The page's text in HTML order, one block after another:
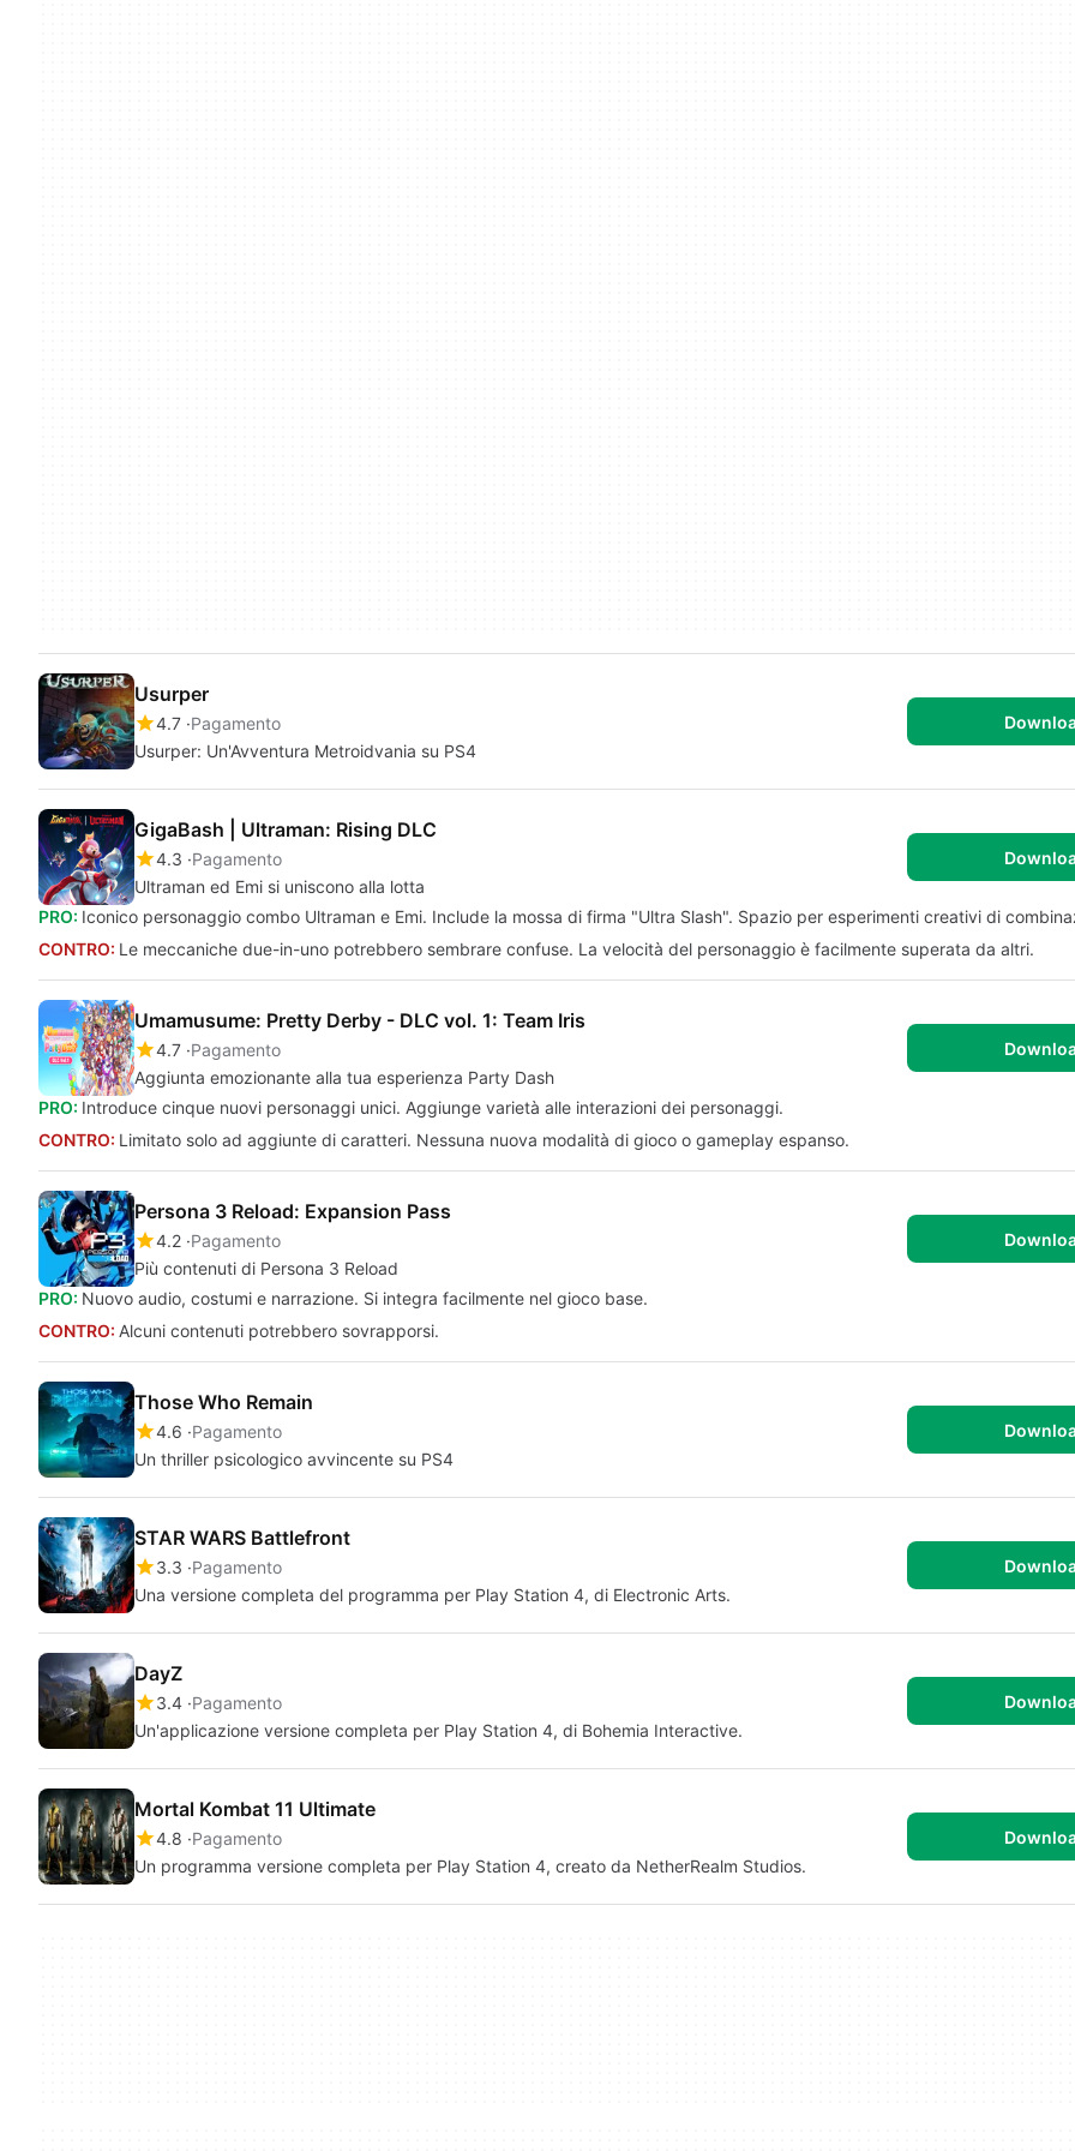
Usurper
4.7 Pagamento
Usurper: Un'Avventura Metroidvania su PS4
GigaBash | Ultraman: Rising DLC
4.3 Pagamento
Ultraman ed Emi si uniscono alla lotta
PRO: Iconico personaggio combo Ultraman e Emi. Include la mossa di firma "Ultra Slash". Spazio per esperimenti creativi di
CONTRO: Le meccaniche due-in-uno potrebbero sembrare confuse. La velocità del personaggio è facilmente superata da altri.
Umamusume: Pretty Derby - DLC vol. 1: Team Iris
4.7 Pagamento
Aggiunta emozionante alla tua esperienza Party Dash
PRO: Introduce cinque nuovi personaggi unici. Aggiunge varietà alle interazioni dei personaggi.
CONTRO: Limitato solo ad aggiunte di caratteri. Nessuna nuova modalità di gioco o gameplay espanso.
Persona 3 Reload: Expansion Pass
4.2 Pagamento
Più contenuti di Persona 3 Reload
PRO: Nuovo audio, costumi e narrazione. Si integra facilmente nel gioco base.
CONTRO: Alcuni contenuti potrebbero sovrapporsi.
Those Who Remain
4.6 Pagamento
Un thriller psicologico avvincente su PS4
STAR WARS Battlefront
3.3 Pagamento
Una versione completa del programma per Play Station 4, di Electronic Arts.
DayZ
3.4 Pagamento
Un'applicazione versione completa per Play Station 4, di Bohemia Interactive.
Mortal Kombat 11 Ultimate
4.8 Pagamento
Un programma versione completa per Play Station 4, creato da NetherRealm Studios.